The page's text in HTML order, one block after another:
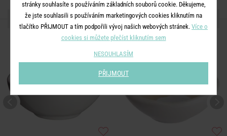
DALŠÍ PRODUKTY ZE SÉRIE
stránky souhlasíte s používáním základních souborů cookie. Děkujeme,
že jste souhlasili s používáním marketingových cookies kliknutím na
tlačítko PŘIJMOUT a tím podpořili vývoj našich webových stránek. Více o
cookies si můžete přečíst kliknutím sem
NESOUHLASÍM
PŘIJMOUT